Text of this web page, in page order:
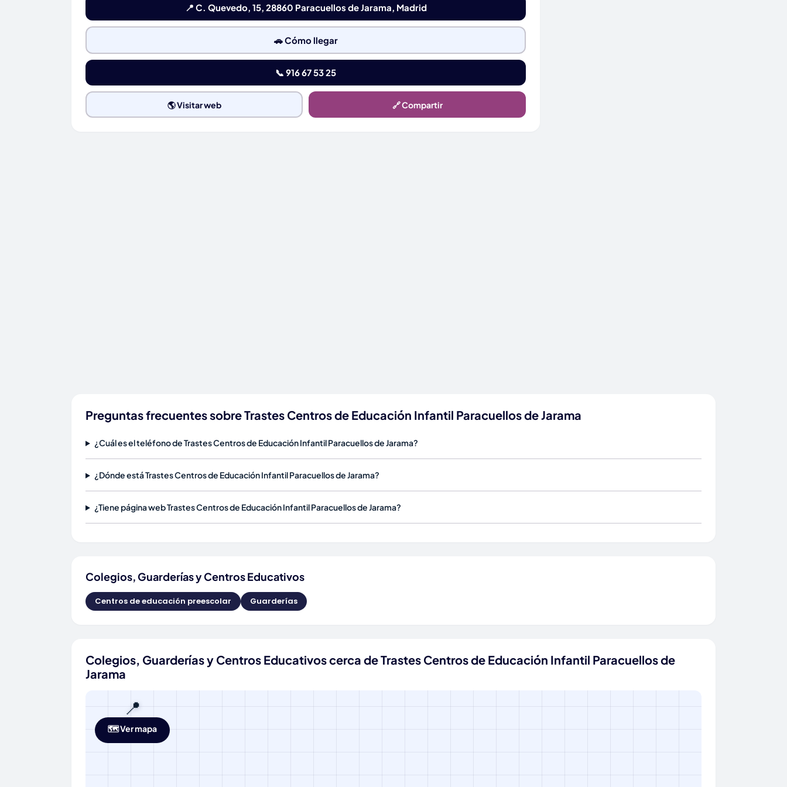
📍 C. Quevedo, 15, 28860 Paracuellos de Jarama, Madrid
🚗 Cómo llegar
📞 916 67 53 25
🌎 Visitar web 🔗 Compartir
Preguntas frecuentes sobre Trastes Centros de Educación Infantil Paracuellos de Jarama
¿Cuál es el teléfono de Trastes Centros de Educación Infantil Paracuellos de Jarama?
¿Dónde está Trastes Centros de Educación Infantil Paracuellos de Jarama?
¿Tiene página web Trastes Centros de Educación Infantil Paracuellos de Jarama?
Colegios, Guarderías y Centros Educativos
Centros de educación preescolar Guarderías
Colegios, Guarderías y Centros Educativos cerca de Trastes Centros de Educación Infantil Paracuellos de
Jarama
📍
🗺️ Ver mapa